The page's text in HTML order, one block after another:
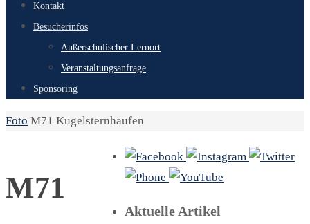
Kontakt
Besucherinfos
Außerschulischer Lernort
Veranstaltungsanfrage
Sponsoring
Start
Foto M71 Kugelsternhaufen
M71
Aktuelle Artikel